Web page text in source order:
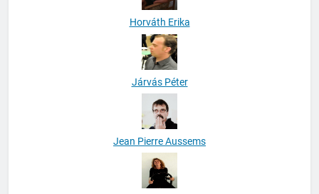
Horváth Erika
Járvás Péter
Jean Pierre Aussems